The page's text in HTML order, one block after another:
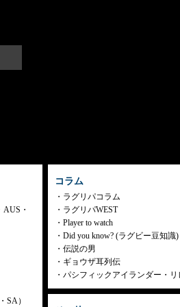
・
SA）
コラム
ラグリパコラム
ラグリパWEST
Player to watch
Did you know? (ラグビー豆知識)
伝説の男
ギョウザ耳列伝
パシフィックアイランダー・リ